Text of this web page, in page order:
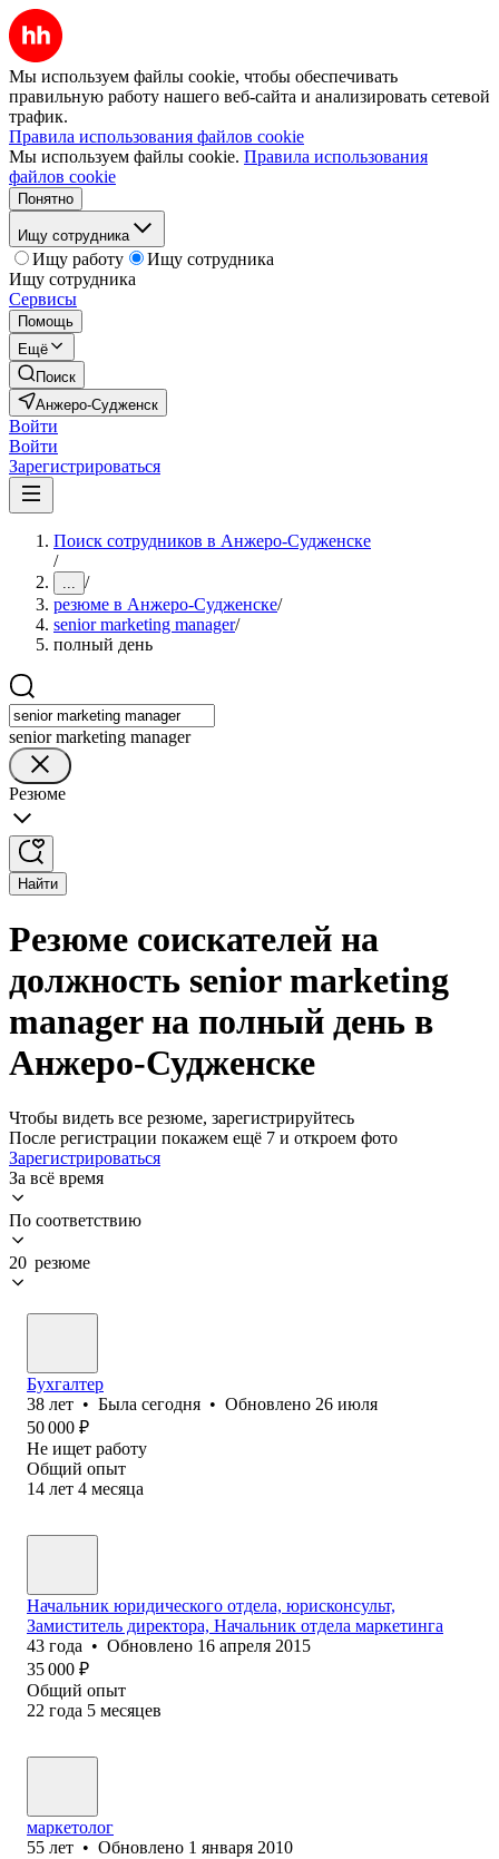
Мы используем файлы cookie, чтобы обеспечивать
правильную работу нашего веб-сайта и анализировать сетевой
трафик.
Правила использования файлов cookie
Мы используем файлы cookie. Правила использования
файлов cookie
Понятно
Ищу сотрудника
Ищу работу
Ищу сотрудника
Ищу сотрудника
Сервисы
Помощь
Ещё
Поиск
Анжеро-Судженск
Войти
Войти
Зарегистрироваться
Поиск сотрудников в Анжеро-Судженске
/
... /
резюме в Анжеро-Судженске/
senior marketing manager/
полный день
senior marketing manager
Резюме
Найти
Резюме соискателей на
должность senior marketing
manager на полный день в
Анжеро-Судженске
Чтобы видеть все резюме, зарегистрируйтесь
После регистрации покажем ещё 7 и откроем фото
Зарегистрироваться
За всё время
По соответствию
20 резюме
Бухгалтер
38 лет • Была сегодня • Обновлено 26 июля
50 000 ₽
Не ищет работу
Общий опыт
14 лет 4 месяца
Начальник юридического отдела, юрисконсульт,
Замиститель директора, Начальник отдела маркетинга
43 года • Обновлено 16 апреля 2015
35 000 ₽
Общий опыт
22 года 5 месяцев
маркетолог
55 лет • Обновлено 1 января 2010